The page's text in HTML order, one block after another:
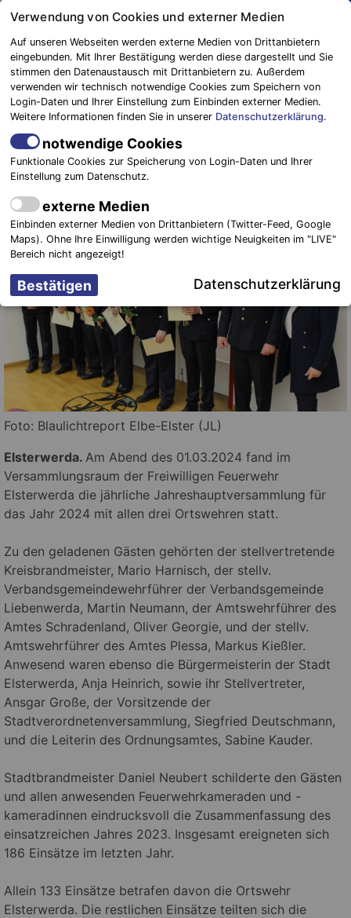
Springe
Inhalt
Blaulichtreport
Elbe-Elster
Jahreshauptversammlung der
Feuerwehr Elsterwerda
14. März 2024 -NEWS,Veranstaltungen & Sonstiges
Foto: Blaulichtreport Elbe-Elster (JL)
Elsterwerda. Am Abend des 01.03.2024 fand im
Versammlungsraum der Freiwilligen Feuerwehr
Elsterwerda die jährliche Jahreshauptversammlung für
das Jahr 2024 mit allen drei Ortswehren statt.
Zu den geladenen Gästen gehörten der stellvertretende
Kreisbrandmeister, Mario Harnisch, der stellv.
Verbandsgemeindewehrführer der Verbandsgemeinde
Liebenwerda, Martin Neumann, der Amtswehrführer des
Amtes Schradenland, Oliver Georgie, und der stellv.
Amtswehrführer des Amtes Plessa, Markus Kießler.
Anwesend waren ebenso die Bürgermeisterin der Stadt
Elsterwerda, Anja Heinrich, sowie ihr Stellvertreter,
Ansgar Große, der Vorsitzende der
Stadtverordnetenversammlung, Siegfried Deutschmann,
und die Leiterin des Ordnungsamtes, Sabine Kauder.
Stadtbrandmeister Daniel Neubert schilderte den Gästen
und allen anwesenden Feuerwehrkameraden und -
kameradinnen eindrucksvoll die Zusammenfassung des
einsatzreichen Jahres 2023. Insgesamt ereigneten sich
186 Einsätze im letzten Jahr.
Allein 133 Einsätze betrafen davon die Ortswehr
Elsterwerda. Die restlichen Einsätze teilten sich die
Verwendung von Cookies und externer Medien
Auf unseren Webseiten werden externe Medien von Drittanbietern
eingebunden. Mit Ihrer Bestätigung werden diese dargestellt und Sie
stimmen den Datenaustausch mit Drittanbietern zu. Außerdem
verwenden wir technisch notwendige Cookies zum Speichern von
Login-Daten und Ihrer Einstellung zum Einbinden externer Medien.
Weitere Informationen finden Sie in unserer Datenschutzerklärung.
notwendige Cookies
Funktionale Cookies zur Speicherung von Login-Daten und Ihrer
Einstellung zum Datenschutz.
externe Medien
Einbinden externer Medien von Drittanbietern (Twitter-Feed, Google
Maps). Ohne Ihre Einwilligung werden wichtige Neuigkeiten im "LIVE"
Bereich nicht angezeigt!
Datenschutzerklärung